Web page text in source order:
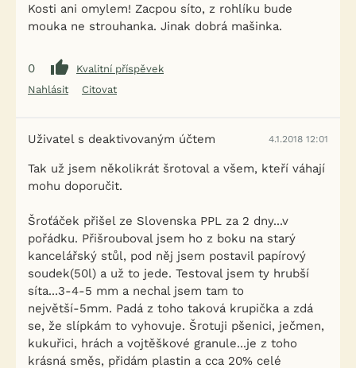
Kosti ani omylem! Zacpou síto, z rohlíku bude
mouka ne strouhanka. Jinak dobrá mašinka.
0
Kvalitní příspěvek
Nahlásit
Citovat
Uživatel s deaktivovaným účtem 4.1.2018 12:01
Tak už jsem několikrát šrotoval a všem, kteří váhají
mohu doporučit.
Šroťáček přišel ze Slovenska PPL za 2 dny...v
pořádku. Přišrouboval jsem ho z boku na starý
kancelářský stůl, pod něj jsem postavil papírový
soudek(50l) a už to jede. Testoval jsem ty hrubší
síta...3-4-5 mm a nechal jsem tam to
největší-5mm. Padá z toho taková krupička a zdá
se, že slípkám to vyhovuje. Šrotuji pšenici, ječmen,
kukuřici, hrách a vojtěškové granule...je z toho
krásná směs, přidám plastin a cca 20% celé